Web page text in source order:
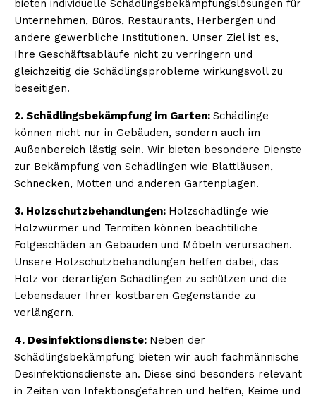
bieten individuelle Schädlingsbekämpfungslösungen für
Unternehmen, Büros, Restaurants, Herbergen und
andere gewerbliche Institutionen. Unser Ziel ist es,
Ihre Geschäftsabläufe nicht zu verringern und
gleichzeitig die Schädlingsprobleme wirkungsvoll zu
beseitigen.
2. Schädlingsbekämpfung im Garten: Schädlinge
können nicht nur in Gebäuden, sondern auch im
Außenbereich lästig sein. Wir bieten besondere Dienste
zur Bekämpfung von Schädlingen wie Blattläusen,
Schnecken, Motten und anderen Gartenplagen.
3. Holzschutzbehandlungen: Holzschädlinge wie
Holzwürmer und Termiten können beachtiliche
Folgeschäden an Gebäuden und Möbeln verursachen.
Unsere Holzschutzbehandlungen helfen dabei, das
Holz vor derartigen Schädlingen zu schützen und die
Lebensdauer Ihrer kostbaren Gegenstände zu
verlängern.
4. Desinfektionsdienste: Neben der
Schädlingsbekämpfung bieten wir auch fachmännische
Desinfektionsdienste an. Diese sind besonders relevant
in Zeiten von Infektionsgefahren und helfen, Keime und